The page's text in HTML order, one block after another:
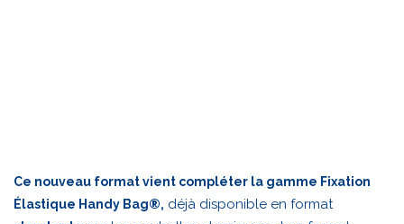
Ce nouveau format vient compléter la gamme Fixation
Élastique Handy Bag®, déjà disponible en format